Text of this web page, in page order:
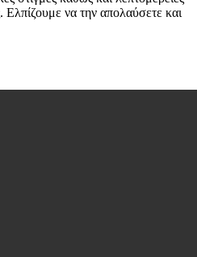
να την απολαύσετε και